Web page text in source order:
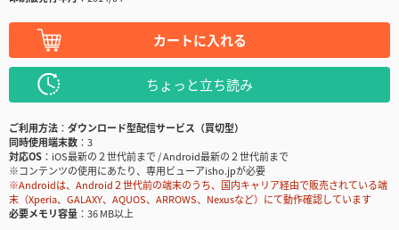
カートに入れる
ちょっと立ち読み
ご利用方法
ダウンロード型配信サービス（買切型）
同時使用端末数
3
対応OS
iOS最新の２世代前まで / Android最新の２世代前まで
※コンテンツの使用にあたり、専用ビューアisho.jpが必要
※Androidは、Android２世代前の端末のうち、国内キャリア経由で販売されている端
末（Xperia、GALAXY、AQUOS、ARROWS、Nexusなど）にて動作確認しています
必要メモリ容量
36 MB以上